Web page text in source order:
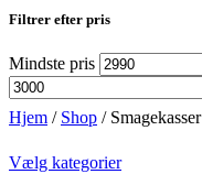
Filtrer efter pris
Mindste pris
Hjem / Shop / Smagekasser
Vælg kategorier